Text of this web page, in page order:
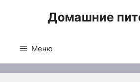
Домашние
Меню